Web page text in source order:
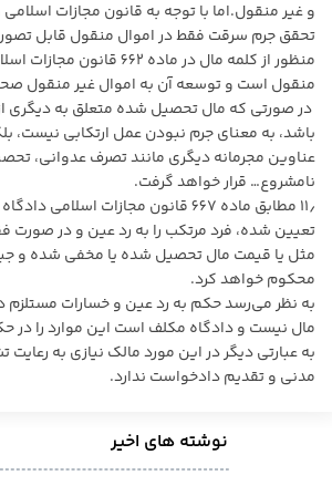
و غیر منقول.اما با توجه به قانون مجازات
تحقق جرم سرقت فقط در اموال منقول قابل تصور
منظور از کلمه مال در ماده 662
منقول است و توسعه آن به اموال غیر منقول
در صورتی که مال تحصیل شده متعلق به دیگری
باشد، به معنای جرم نبودن عمل ارتکابی نیست،
عناوین مجرمانه دیگری مانند تصرف عدوانی،
نامشروع… قرار خواهد گرفت.
11٫ مطابق ماده 667 قانون مجازات اسلامی
تعیین شده، فرد مرتکب را به رد عین و در صورت
مثل یا قیمت مال تحصیل شده یا مخفی شده و
محکوم خواهد کرد.
به نظر می‌رسد حکم به رد عین و خسارات
مال نیست و دادگاه مکلف است این موارد را در
به عبارتی دیگر در این مورد مالک نیازی به
مدنی و تقدیم دادخواست ندارد.
نوشته های اخیر